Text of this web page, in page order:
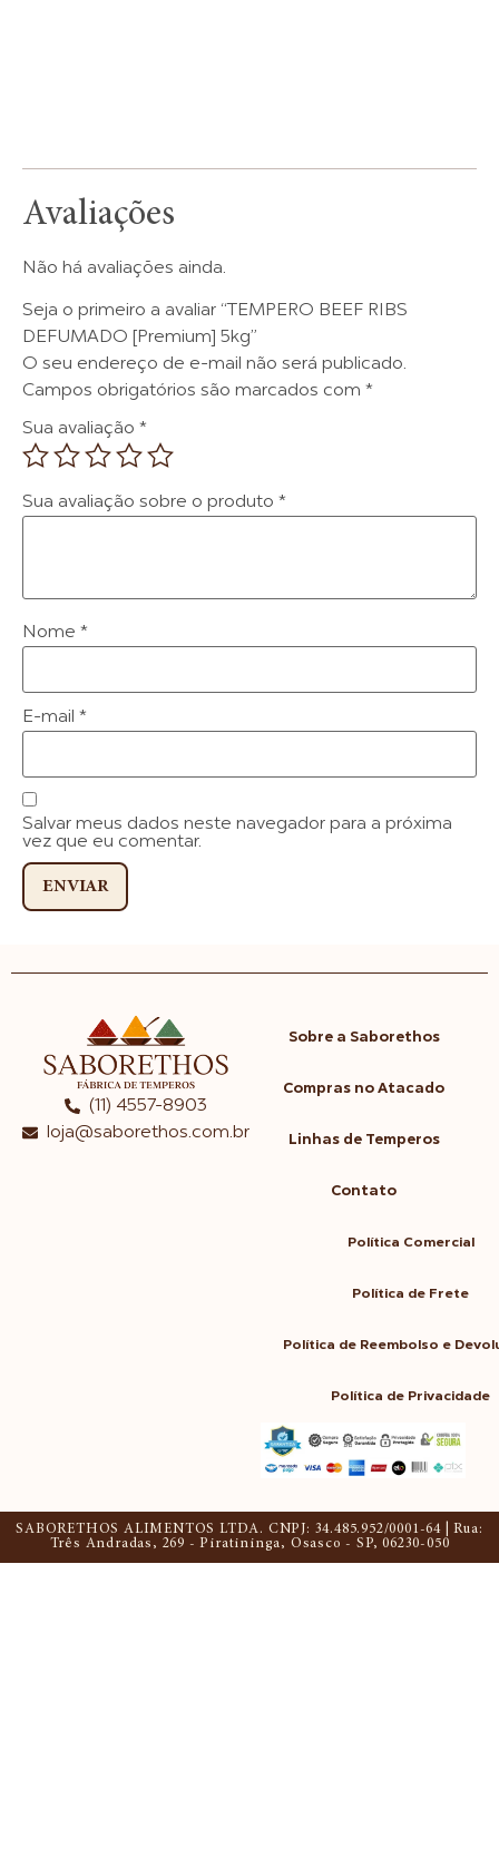
Avaliações
Não há avaliações ainda.
Seja o primeiro a avaliar “TEMPERO BEEF RIBS
DEFUMADO [Premium] 5kg”
O seu endereço de e-mail não será publicado.
Campos obrigatórios são marcados com *
Sua avaliação *
Sua avaliação sobre o produto *
Nome *
E-mail *
Salvar meus dados neste navegador para a próxima
vez que eu comentar.
(11) 4557-8903
loja@saborethos.com.br
Sobre a Saborethos
Compras no Atacado
Linhas de Temperos
Contato
Política Comercial
Política de Frete
Política de Reembolso e
Política de Privacidade
SABORETHOS ALIMENTOS LTDA. CNPJ: 34.485.952/0001-64 | Rua:
Três Andradas, 269 - Piratininga, Osasco - SP, 06230-050